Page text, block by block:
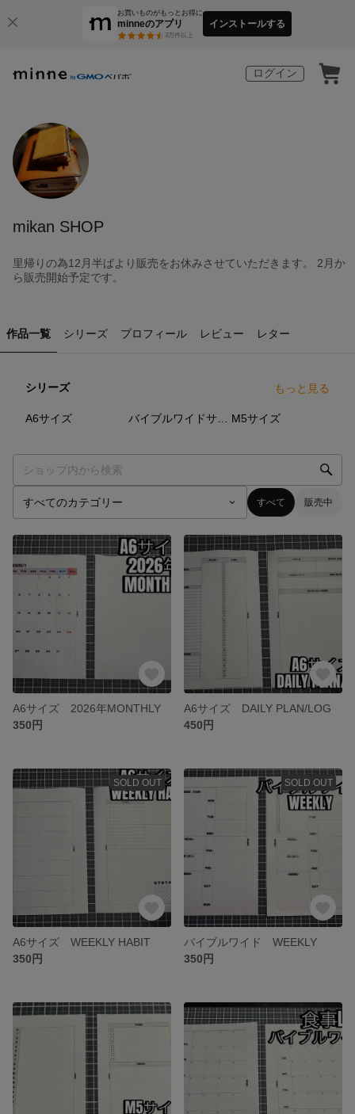
お買いものがもっとお得に
minneのアプリ
3万件以上
インストールする
ログイン
mikan SHOP
里帰りの為12月半ばより販売をお休みさせていただきます。 2月か
ら販売開始予定です。
作品一覧 シリーズ プロフィール レビュー レター
シリーズ もっと見る
A6サイズ M5サイズ
すべて 販売中
A6サイズ 2026年MONTHLY
350円
A6サイズ DAILY PLAN/LOG
450円
SOLD OUT
A6サイズ WEEKLY HABIT
350円
SOLD OUT
バイブルワイド WEEKLY
350円